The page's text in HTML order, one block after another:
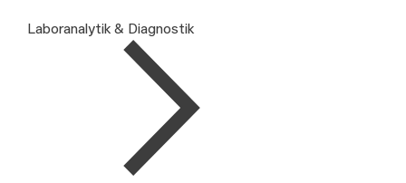
Laboranalytik & Diagnostik